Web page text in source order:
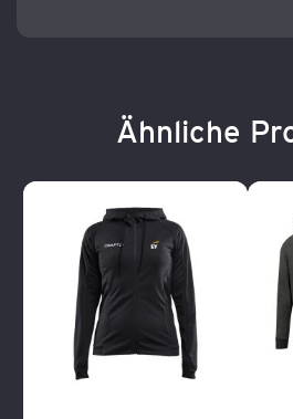
Ähnliche